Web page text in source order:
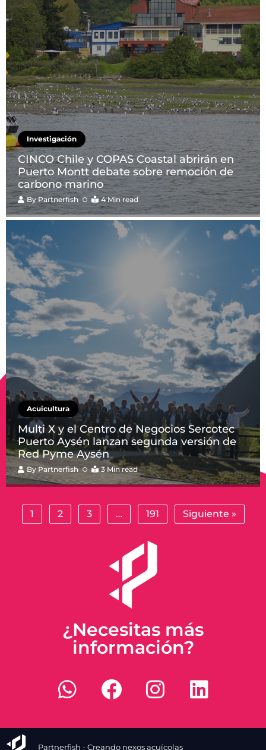
Investigación
CINCO Chile y COPAS Coastal abrirán en
Puerto Montt debate sobre remoción de
carbono marino
ByPartnerfish 4 Min read
Acuicultura
Multi X y el Centro de Negocios Sercotec
Puerto Aysén lanzan segunda versión de
Red Pyme Aysén
By Partnerfish 3 Min read
1 2 3 … 191 Siguiente »
¿Necesitas más
información?
Partnerfish - Creando nexos acuícolas